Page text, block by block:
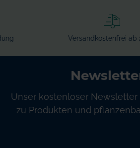
Versandkostenfrei ab
Unser kostenloser
zu Produkten und